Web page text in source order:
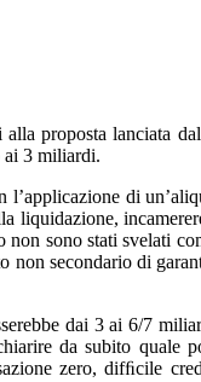
proposta lanciata
ai 3 miliardi.
l’applicazione di
liquidazione,
sono stati svelati
non secondario di
dai 3 ai 6/7
da subito quale
zero, difﬁcile